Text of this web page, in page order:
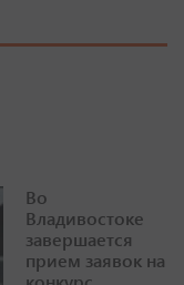
Во
Владивостоке
завершается
прием заявок на